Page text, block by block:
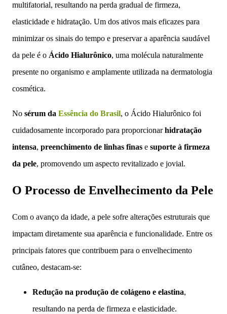
multifatorial, resultando na perda gradual de firmeza,
elasticidade e hidratação. Um dos ativos mais eficazes para
minimizar os sinais do tempo e preservar a aparência saudável
da pele é o Ácido Hialurônico, uma molécula naturalmente
presente no organismo e amplamente utilizada na dermatologia
cosmética.
No sérum da Essência do Brasil, o Ácido Hialurônico foi
cuidadosamente incorporado para proporcionarhidratação
intensa, preenchimento de linhas finas e suporte à firmeza
da pele, promovendo um aspecto revitalizado e jovial.
O Processo de Envelhecimento da Pele
Com o avanço da idade, a pele sofre alterações estruturais que
impactam diretamente sua aparência e funcionalidade. Entre os
principais fatores que contribuem para o envelhecimento
cutâneo, destacam-se:
Redução na produção de colágeno e elastina,
resultando na perda de firmeza e elasticidade.